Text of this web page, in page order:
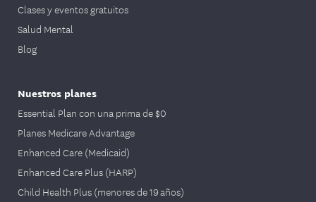
Clases y eventos gratuitos
Salud Mental
Blog
Nuestros planes
Essential Plan con una prima de $0
Planes Medicare Advantage
Enhanced Care (Medicaid)
Enhanced Care Plus (HARP)
Child Health Plus (menores de 19 años)